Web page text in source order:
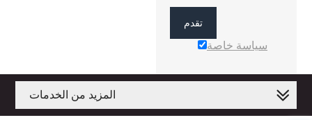
تقدم
سياسة خاصة
المزيد من الخدمات